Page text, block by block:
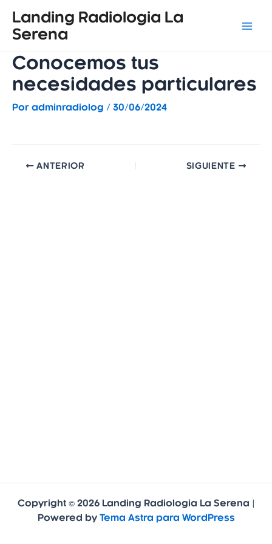
contenido
Landing Radiologia La
Serena
Conocemos tus
necesidades particulares
Por adminradiolog / 30/06/2024
de
entradas
ANTERIOR SIGUIENTE
Copyright © 2026 Landing Radiologia La Serena |
Powered by Tema Astra para WordPress